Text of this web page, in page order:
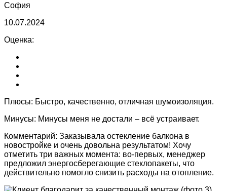
София
10.07.2024
Оценка:
Плюсы: Быстро, качественно, отличная шумоизоляция.
Минусы: Минусы меня не достали – всё устраивает.
Комментарий: Заказывала остекление балкона в
новостройке и очень довольна результатом! Хочу
отметить три важных момента: во-первых, менеджер
предложил энергосберегающие стеклопакеты, что
действительно помогло снизить расходы на отопление.